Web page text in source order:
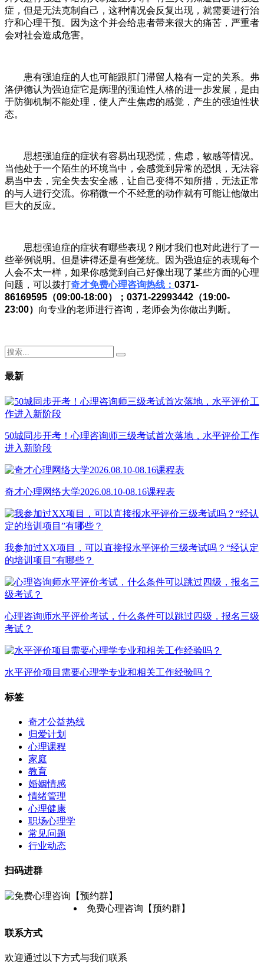
症，但是无法克制自己，这种情况会反复出现，就需要进行治
疗和心理干预。因为这个并会给患者带来很大的痛苦，严重者
会对社会造成危害。
患有强迫症的人也可能跟肛门滞留人格有一定的关系。弗
洛伊德认为强迫症它是病理的强迫性人格的进一步发展，是由
于防御机制不能处理，使人产生焦虑的感觉，产生的强迫性状
态。
思想强迫症的症状有容易出现恐慌，焦虑，敏感等情况。
当他处于一个陌生的环境当中，会感觉到异常的恐惧，无法容
易当中去，完全失去安全感，让自己变得不知所措，无法正常
的与人进行交流。你稍微一个不经意的动作就有可能让他做出
巨大的反应。
思想强迫症的症状有哪些表现？刚才我们也对此进行了一
些举例说明。但是讲得还是有些笼统。因为强迫症的表现每个
人会不太一样，如果你感觉到自己好像出现了某些方面的心理
问题，可以拨打奇才免费心理咨询热线： 0371-
86169595（09:00-18:00）；0371-22993442（19:00-
23:00） 向专业的老师进行咨询，老师会为你做出判断。
最新
50城同步开考！心理咨询师三级考试首次落地，水平评价工作
进入新阶段
奇才心理网络大学2026.08.10-08.16课程表
我参加过XX项目，可以直接报水平评价三级考试吗？“经认定
的培训项目”有哪些？
心理咨询师水平评价考试，什么条件可以跳过四级，报名三级
考试？
水平评价项目需要心理学专业和相关工作经验吗？
标签
奇才公益热线
归爱计划
心理课程
家庭
教育
婚姻情感
情绪管理
心理健康
职场心理学
常见问题
行业动态
扫码进群
免费心理咨询【预约群】
联系方式
欢迎通过以下方式与我们联系